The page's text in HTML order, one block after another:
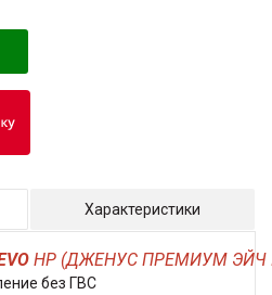
Характеристики
HP (ДЖЕНУС ПРЕМИУМ ЭЙЧ
без ГВС